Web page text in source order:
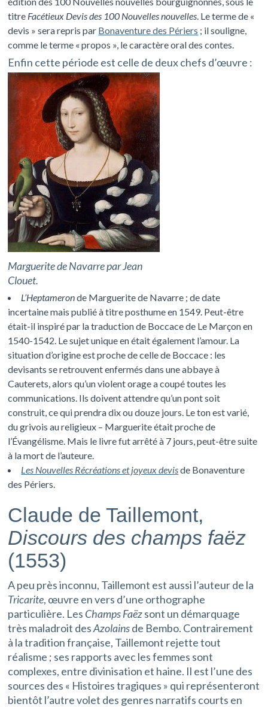
titre Facétieux Devis des 100 Nouvelles nouvelles. Le terme de «
devis » sera repris par Bonaventure des Périers ; il souligne,
comme le terme « propos », le caractère oral des contes.
Enfin cette période est celle de deux chefs d’œuvre :
Marguerite de Navarre par Jean
Clouet.
L’Heptameronde Marguerite de Navarre ; de date
incertaine mais publié à titre posthume en 1549. Peut-être
était-il inspiré par la traduction de Boccace de Le Marçon en
1540-1542. Le sujet unique en était également l’amour. La
situation d’origine est proche de celle de Boccace : les
devisants se retrouvent enfermés dans une abbaye à
Cauterets, alors qu’un violent orage a coupé toutes les
communications. Ils doivent attendre qu’un pont soit
construit, ce qui prendra dix ou douze jours. Le ton est varié,
du grivois au religieux – Marguerite était proche de
l’Évangélisme. Mais le livre fut arrêté à 7 jours, peut-être suite
à la mort de l’auteure.
Les Nouvelles Récréations et joyeux devisde Bonaventure
des Périers.
Claude de Taillemont,
Discours des champs faëz
(1553)
A peu près inconnu, Taillemont est aussi l’auteur de la
Tricarite, œuvre en vers d’une orthographe
particulière. Les Champs Faëzsont un démarquage
très maladroit desAzolainsde Bembo. Contrairement
à la tradition française, Taillemont rejette tout
réalisme ; ses rapports avec les femmes sont
complexes, entre divinisation et haine. Il est l’une des
sources des « Histoires tragiques » qui représenteront
bientôt l’autre volet des genres narratifs courts en